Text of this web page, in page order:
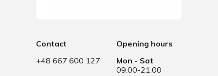
Contact
+48 667 600 127
Opening hours
Mon - Sat
09:00-21:00